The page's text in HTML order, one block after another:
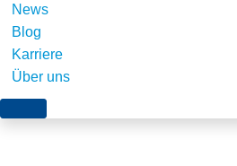
News
Blog
Karriere
Über uns